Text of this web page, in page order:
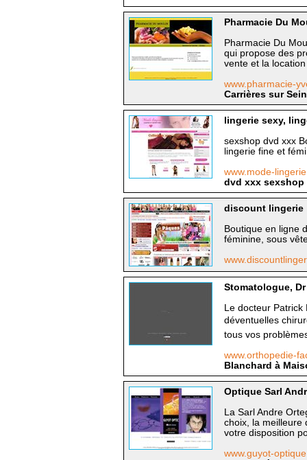
Pharmacie Du
Pharmacie Du
qui propose des
vente et la
www.pharmacie-
Carrières sur
lingerie sexy,
sexshop dvd xxx
lingerie fine et
www.mode-
dvd xxx sexshop
discount lingerie
Boutique en ligne
féminine, sous
Stomatologue,
Le docteur
déventuelles
tous vos
www.orthopedie-
Blanchard à
Optique Sarl
La Sarl Andre
choix, la meilleure
votre disposition
www.guyot-